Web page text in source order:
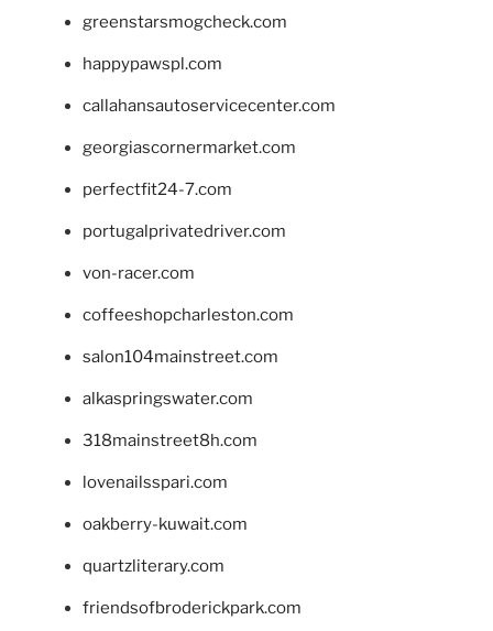
greenstarsmogcheck.com
happypawspl.com
callahansautoservicecenter.com
georgiascornermarket.com
perfectfit24-7.com
portugalprivatedriver.com
von-racer.com
coffeeshopcharleston.com
salon104mainstreet.com
alkaspringswater.com
318mainstreet8h.com
lovenailsspari.com
oakberry-kuwait.com
quartzliterary.com
friendsofbroderickpark.com